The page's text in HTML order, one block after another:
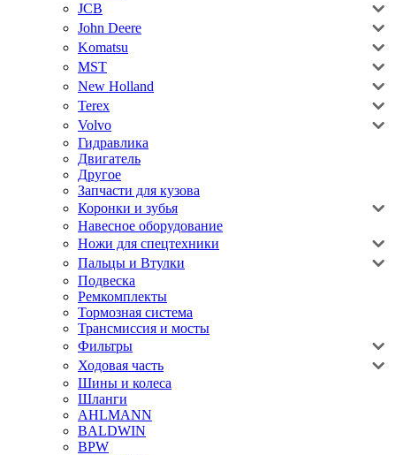
JCB
John Deere
Komatsu
MST
New Holland
Terex
Volvo
Гидравлика
Двигатель
Другое
Запчасти для кузова
Коронки и зубья
Навесное оборудование
Ножи для спецтехники
Пальцы и Втулки
Подвеска
Ремкомплекты
Тормозная система
Трансмиссия и мосты
Фильтры
Ходовая часть
Шины и колеса
Шланги
AHLMANN
BALDWIN
BPW